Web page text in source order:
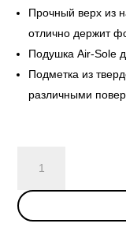
Прочный верх из
отлично держит
Подушка Air-Sole
Подметка из
различными
Dunk
Low
'Laser